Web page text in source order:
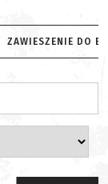
ZAWIESZENIE DO